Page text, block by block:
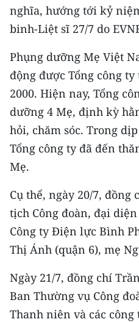
TRI THỨC CHUYÊN SÂU
54 DÂN TỘC VIỆT NAM
CHƯƠNG TRÌNH OCOP -
MỘT SẢN PHẨM
RADIO
MEDIA CENTER
Video
Media Chính trị
Media Kinh tế
Media Văn hóa
Media Xã hội
nghĩa, hướng tới kỷ
binh-Liệt sĩ 27/7 do
Phụng dưỡng Mẹ Việt
động được Tổng công
2000. Hiện nay, Tổng
dưỡng 4 Mẹ, định kỳ
hỏi, chăm sóc. Trong
Tổng công ty đã đến
Mẹ.
Cụ thể, ngày 20/7, đồng
tịch Công đoàn, đại
Công ty Điện lực Bình
Thị Ánh (quận 6), mẹ
Ngày 21/7, đồng chí
Ban Thường vụ Công
Thanh niên và các